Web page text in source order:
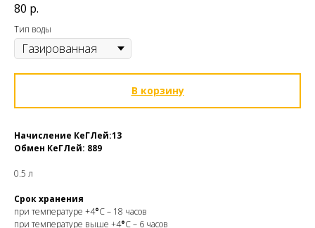
80 р.
Тип воды
В корзину
Начисление КеГЛей:13
Обмен КеГЛей: 889
0.5 л
Срок хранения
при температуре +4°С – 18 часов
при температуре выше +4°С – 6 часов